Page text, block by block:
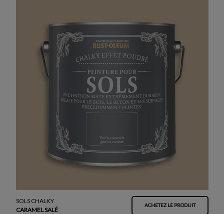
SOLS CHALKY
CARAMEL SALÉ
ACHETEZ LE PRODUIT